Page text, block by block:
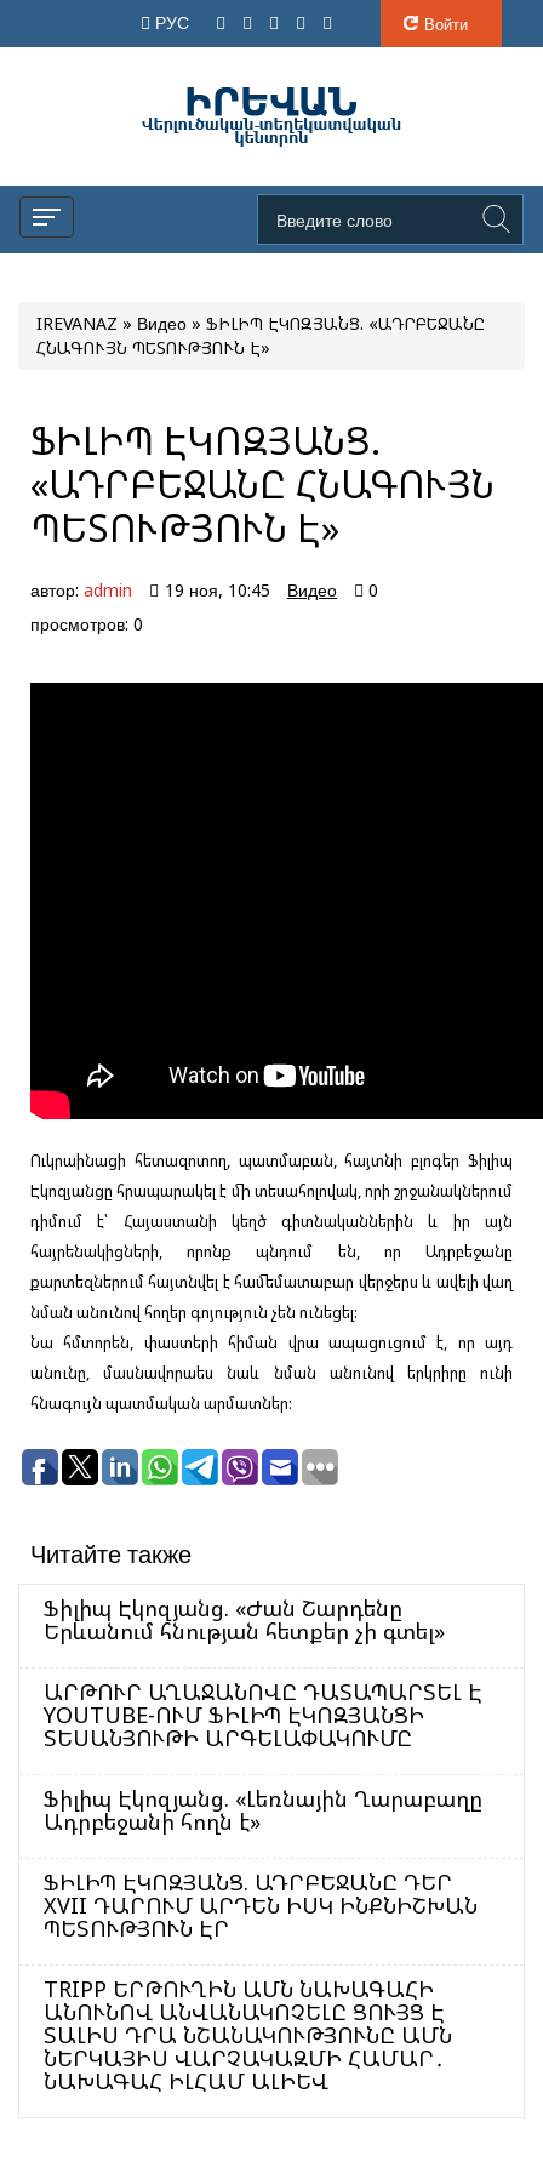
РУС Войти
IREVANAZ » Видео » ՖԻԼԻՊ ԷԿՈԶՅԱՆՑ. «ԱԴՐԲԵՋԱՆԸ
ՀՆԱԳՈՒՅՆ ՊԵՏՈՒԹՅՈՒՆ Է»
ՖԻԼԻՊ ԷԿՈԶՅԱՆՑ.
«ԱԴՐԲԵՋԱՆԸ ՀՆԱԳՈՒՅՆ
ՊԵՏՈՒԹՅՈՒՆ Է»
автор: admin 19 ноя, 10:45 Видео
0
просмотров: 0
Ուկրաինացի հետազոտող, պատմաբան, հայտնի բլոգեր Ֆիլիպ
Էկոզյանցը հրապարակել է մի տեսահոլովակ, որի շրջանակներում
դիմում է՝ Հայաստանի կեղծ գիտնականներին և իր այն
հայրենակիցների, որոնք պնդում են, որ Ադրբեջանը
քարտեզներում հայտնվել է համեմատաբար վերջերս և ավելի վաղ
նման անունով հողեր գոյություն չեն ունեցել:
Նա հմտորեն, փաստերի հիման վրա ապացուցում է, որ այդ
անունը, մասնավորաես նաև նման անունով երկրիրը ունի
հնագույն պատմական արմատներ:
Читайте также
Ֆիլիպ Էկոզյանց. «Ժան Շարդենը
Երևանում հնության հետքեր չի գտել»
ԱՐԹՈՒՐ ԱՂԱՋԱՆՈՎԸ ԴԱՏԱՊԱՐՏԵԼ Է
YOUTUBE-ՈՒՄ ՖԻԼԻՊ ԷԿՈԶՅԱՆՑԻ
ՏԵՍԱՆՅՈՒԹԻ ԱՐԳԵԼԱՓԱԿՈՒՄԸ
Ֆիլիպ Էկոզյանց. «Լեռնային Ղարաբաղը
Ադրբեջանի հողն է»
ՖԻԼԻՊ ԷԿՈԶՅԱՆՑ. ԱԴՐԲԵՋԱՆԸ ԴԵՐ
XVII ԴԱՐՈՒՄ ԱՐԴԵՆ ԻՍԿ ԻՆՔՆԻՇԽԱՆ
ՊԵՏՈՒԹՅՈՒՆ ԷՐ
TRIPP ԵՐԹՈՒՂԻՆ ԱՄՆ ՆԱԽԱԳԱՀԻ
ԱՆՈՒՆՈՎ ԱՆՎԱՆԱԿՈՉԵԼԸ ՑՈՒՅՑ Է
ՏԱԼԻՍ ԴՐԱ ՆՇԱՆԱԿՈՒԹՅՈՒՆԸ ԱՄՆ
ՆԵՐԿԱՅԻՍ ՎԱՐՉԱԿԱԶՄԻ ՀԱՄԱՐ․
ՆԱԽԱԳԱՀ ԻԼՀԱՄ ԱԼԻԵՎ